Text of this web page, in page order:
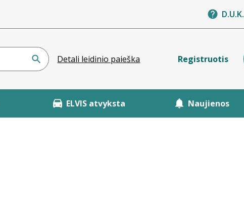
D.U.K.
Detali leidinio paieška Registruotis
ELVIS atvyksta Naujienos